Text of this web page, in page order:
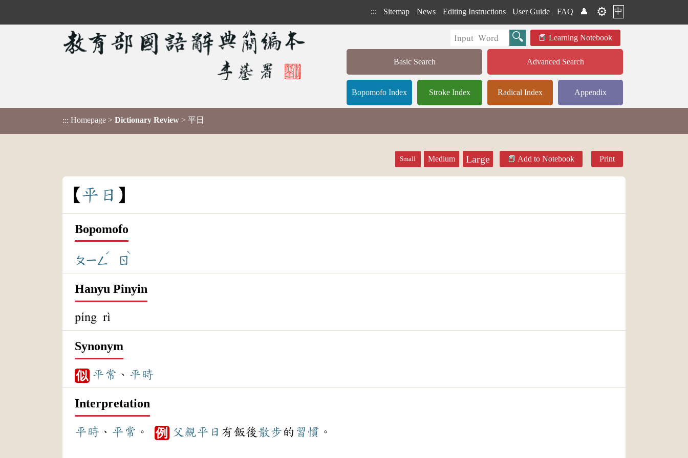
::: Sitemap News Editing Instructions User Guide FAQ 👤 ⚙️ 中
Learning Notebook
Basic Search Advanced Search
Bopomofo Index Stroke Index Radical Index Appendix
::: Homepage > Dictionary Review > 平日
Small Medium Large Add to Notebook Print
平 日
Bopomofo
ㄆㄧㄥ
ˊ
ㄖ
ˋ
Hanyu Pinyin
píng rì
Synonym
似 平常 、 平時
Interpretation
平時 、 平常 。 例 父親平日 有飯後 散步 的 習慣 。